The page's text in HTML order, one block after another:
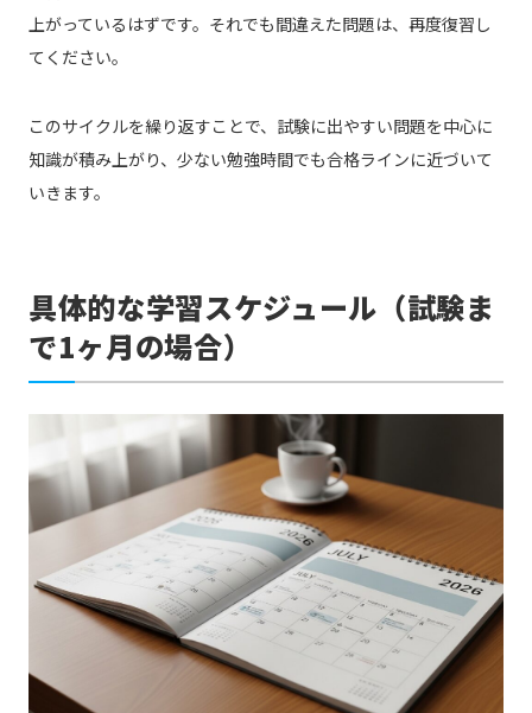
上がっているはずです。それでも間違えた問題は、再度復習し
てください。
このサイクルを繰り返すことで、試験に出やすい問題を中心に
知識が積み上がり、少ない勉強時間でも合格ラインに近づいて
いきます。
具体的な学習スケジュール（試験ま
で1ヶ月の場合）